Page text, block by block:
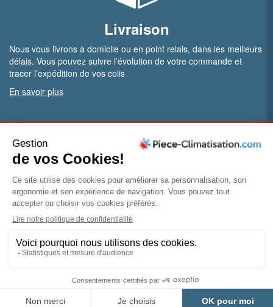
Livraison
Nous vous livrons à domicile ou en point relais, dans les meilleurs
délais. Vous pouvez suivre l’évolution de votre commande et
tracer l’expédition de vos colis
En savoir plus
Vous êtes professionnel ?
Bénéficiez de conditions particulières en ouvrant un compte
pro
Mentions légales|Conditions
générales de vente| Politique de confidentialité